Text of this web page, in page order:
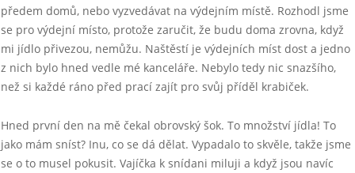
předem domů, nebo vyzvedávat na výdejním místě. Rozhodl jsme
se pro výdejní místo, protože zaručit, že budu doma zrovna, když
mi jídlo přivezou, nemůžu. Naštěstí je výdejních míst dost a jedno
z nich bylo hned vedle mé kanceláře. Nebylo tedy nic snazšího,
než si každé ráno před prací zajít pro svůj příděl krabiček.
Hned první den na mě čekal obrovský šok. To množství jídla! To
jako mám sníst? Inu, co se dá dělat. Vypadalo to skvěle, takže jsme
se o to musel pokusit. Vajíčka k snídani miluji a když jsou navíc